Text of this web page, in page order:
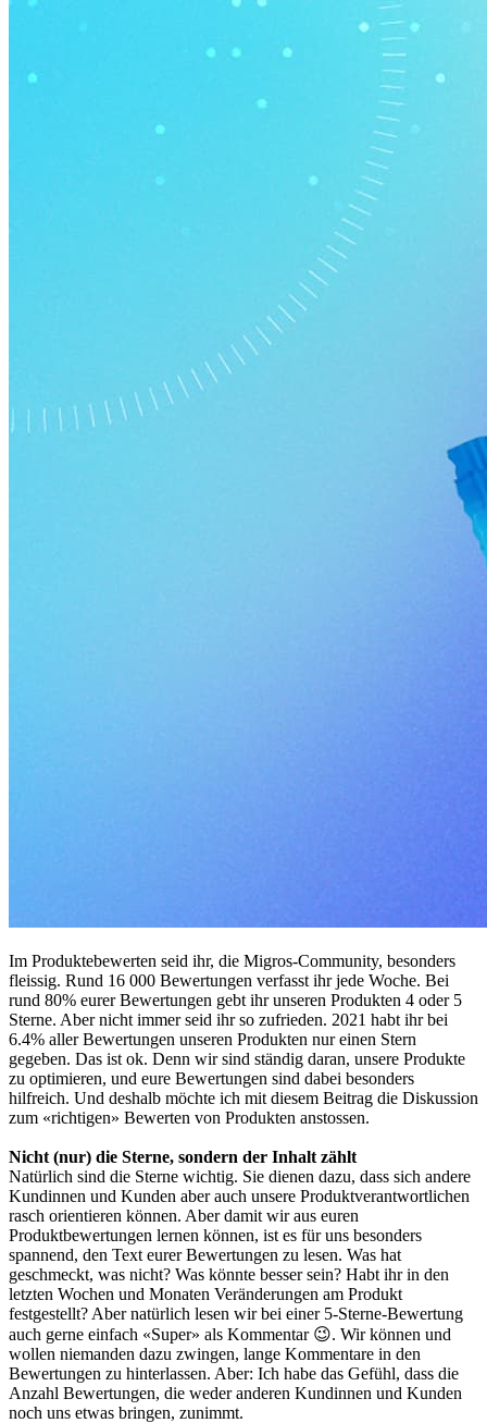
Im Produktebewerten seid ihr, die Migros-Community, besonders
fleissig. Rund 16 000 Bewertungen verfasst ihr jede Woche. Bei
rund 80% eurer Bewertungen gebt ihr unseren Produkten 4 oder 5
Sterne. Aber nicht immer seid ihr so zufrieden. 2021 habt ihr bei
6.4% aller Bewertungen unseren Produkten nur einen Stern
gegeben. Das ist ok. Denn wir sind ständig daran, unsere Produkte
zu optimieren, und eure Bewertungen sind dabei besonders
hilfreich. Und deshalb möchte ich mit diesem Beitrag die Diskussion
zum «richtigen» Bewerten von Produkten anstossen.
Nicht (nur) die Sterne, sondern der Inhalt zählt
Natürlich sind die Sterne wichtig. Sie dienen dazu, dass sich andere
Kundinnen und Kunden aber auch unsere Produktverantwortlichen
rasch orientieren können. Aber damit wir aus euren
Produktbewertungen lernen können, ist es für uns besonders
spannend, den Text eurer Bewertungen zu lesen. Was hat
geschmeckt, was nicht? Was könnte besser sein? Habt ihr in den
letzten Wochen und Monaten Veränderungen am Produkt
festgestellt? Aber natürlich lesen wir bei einer 5-Sterne-Bewertung
auch gerne einfach «Super» als Kommentar 😉. Wir können und
wollen niemanden dazu zwingen, lange Kommentare in den
Bewertungen zu hinterlassen. Aber: Ich habe das Gefühl, dass die
Anzahl Bewertungen, die weder anderen Kundinnen und Kunden
noch uns etwas bringen, zunimmt.